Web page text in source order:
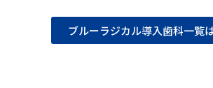
ブルーラジカル導入歯科一覧